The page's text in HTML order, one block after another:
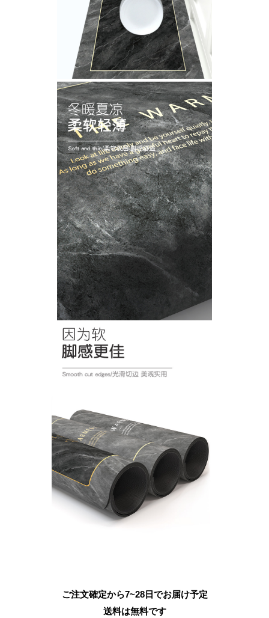
ご注文確定から7~28日でお届け予定
送料は無料です